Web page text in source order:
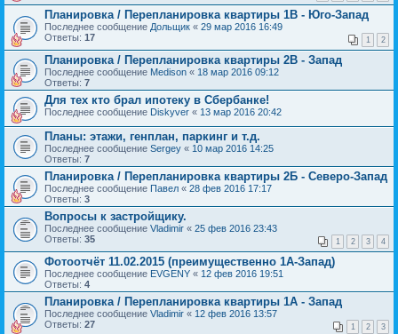
Планировка / Перепланировка квартиры 1В - Юго-Запад
Последнее сообщение Дольщик « 29 мар 2016 16:49
Ответы: 17 1 2
Планировка / Перепланировка квартиры 2В - Запад
Последнее сообщение Medison « 18 мар 2016 09:12
Ответы: 7
Для тех кто брал ипотеку в Сбербанке!
Последнее сообщение Diskyver « 13 мар 2016 20:42
Планы: этажи, генплан, паркинг и т.д.
Последнее сообщение Sergey « 10 мар 2016 14:25
Ответы: 7
Планировка / Перепланировка квартиры 2Б - Северо-Запад
Последнее сообщение Павел « 28 фев 2016 17:17
Ответы: 3
Вопросы к застройщику.
Последнее сообщение Vladimir « 25 фев 2016 23:43
Ответы: 35 1 2 3 4
Фотоотчёт 11.02.2015 (преимущественно 1А-Запад)
Последнее сообщение EVGENY « 12 фев 2016 19:51
Ответы: 4
Планировка / Перепланировка квартиры 1А - Запад
Последнее сообщение Vladimir « 12 фев 2016 13:57
Ответы: 27 1 2 3